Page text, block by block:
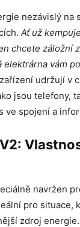
nezávislý na
Ať už
chcete záložní
vám
udržují v
jsou telefony,
ve spojení a
navržen
pro situace,
zdroj energie.